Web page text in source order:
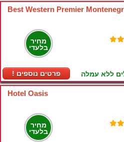
Best Western Premier
מחיר
בלעדי
! פרטים נוספים ללא עמלה
Hotel Oasis
מחיר
בלעדי